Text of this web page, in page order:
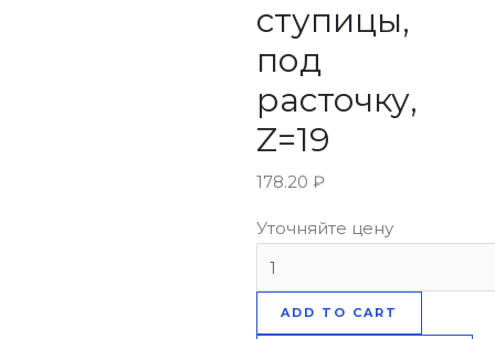
ступицы,
под
расточку,
Z=19
178.20₽
Уточняйте цену
ADD TO CART